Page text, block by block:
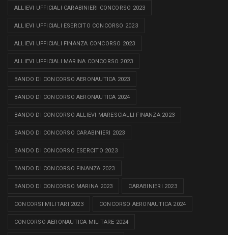
ALLIEVI UFFICIALI CARABINIERI CONCORSO 2023
ALLIEVI UFFICIALI ESERCITO CONCORSO 2023
ALLIEVI UFFICIALI FINANZA CONCORSO 2023
ALLIEVI UFFICIALI MARINA CONCORSO 2023
BANDO DI CONCORSO AERONAUTICA 2023
BANDO DI CONCORSO AERONAUTICA 2024
BANDO DI CONCORSO ALLIEVI MARESCIALLI FINANZA 2023
BANDO DI CONCORSO CARABINIERI 2023
BANDO DI CONCORSO ESERCITO 2023
BANDO DI CONCORSO FINANZA 2023
BANDO DI CONCORSO MARINA 2023 CARABINIERI 2023
CONCORSI MILITARI 2023 CONCORSO AERONAUTICA 2024
CONCORSO AERONAUTICA MILITARE 2024